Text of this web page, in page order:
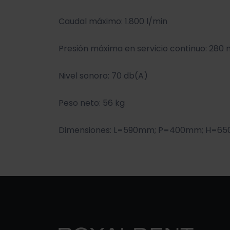
Caudal máximo: 1.800 l/min
Presión máxima en servicio continuo: 280
Nivel sonoro: 70 db(A)
Peso neto: 56 kg
Dimensiones: L=590mm; P=400mm;